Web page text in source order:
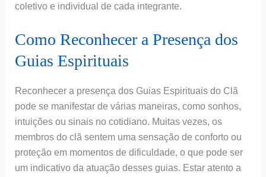
coletivo e individual de cada integrante.
Como Reconhecer a Presença dos
Guias Espirituais
Reconhecer a presença dos Guias Espirituais do Clã
pode se manifestar de várias maneiras, como sonhos,
intuições ou sinais no cotidiano. Muitas vezes, os
membros do clã sentem uma sensação de conforto ou
proteção em momentos de dificuldade, o que pode ser
um indicativo da atuação desses guias. Estar atento a